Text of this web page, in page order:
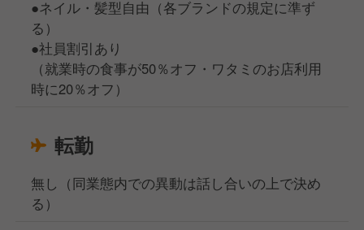
●ネイル・髪型自由（各ブランドの規定に準ず
る）
●社員割引あり
（就業時の食事が50％オフ・ワタミのお店利用
時に20％オフ）
転勤
無し（同業態内での異動は話し合いの上で決め
る）